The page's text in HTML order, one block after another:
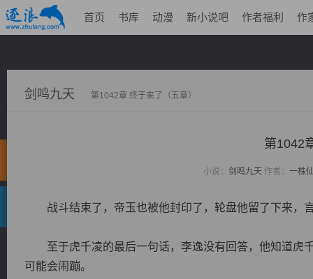
首页 书库 动漫 新小说吧 作者福利 作
剑鸣九天 第1042章 终于来了（五章）
第1042
小说： 剑鸣九天 作者： 一株
战斗结束了，帝玉也被他封印了，轮盘他留了下来，
至于虎千凌的最后一句话，李逸没有回答，他知道虎
可能会闹蹦。